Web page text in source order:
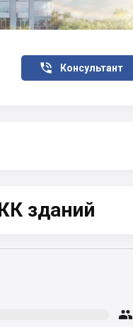
Консультант

зданий
